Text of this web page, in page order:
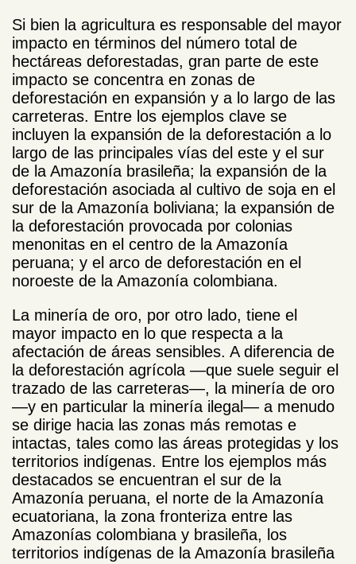
Si bien la agricultura es responsable del mayor
impacto en términos del número total de
hectáreas deforestadas, gran parte de este
impacto se concentra en zonas de
deforestación en expansión y a lo largo de las
carreteras. Entre los ejemplos clave se
incluyen la expansión de la deforestación a lo
largo de las principales vías del este y el sur
de la Amazonía brasileña; la expansión de la
deforestación asociada al cultivo de soja en el
sur de la Amazonía boliviana; la expansión de
la deforestación provocada por colonias
menonitas en el centro de la Amazonía
peruana; y el arco de deforestación en el
noroeste de la Amazonía colombiana.
La minería de oro, por otro lado, tiene el
mayor impacto en lo que respecta a la
afectación de áreas sensibles. A diferencia de
la deforestación agrícola —que suele seguir el
trazado de las carreteras—, la minería de oro
—y en particular la minería ilegal— a menudo
se dirige hacia las zonas más remotas e
intactas, tales como las áreas protegidas y los
territorios indígenas. Entre los ejemplos más
destacados se encuentran el sur de la
Amazonía peruana, el norte de la Amazonía
ecuatoriana, la zona fronteriza entre las
Amazonías colombiana y brasileña, los
territorios indígenas de la Amazonía brasileña